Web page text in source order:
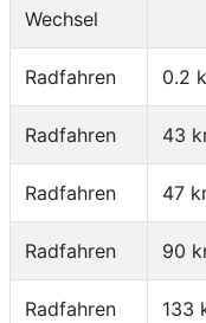
Wechsel
Radfahren 0.2
Radfahren 43
Radfahren 47
Radfahren 90
Radfahren 133